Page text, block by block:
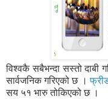
विश्वकै सबैभन्दा सस्तो दाबी
सार्वजनिक गरिएको छ ।
सय ५१ भारु तोकिएको छ ।